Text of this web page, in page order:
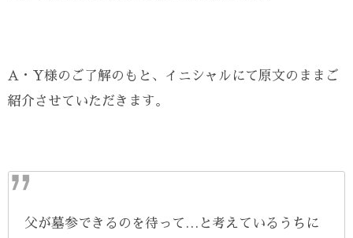
A・Y様のご了解のもと、イニシャルにて原文のままご
紹介させていただきます。
父が墓参できるのを待って…と考えているうちに